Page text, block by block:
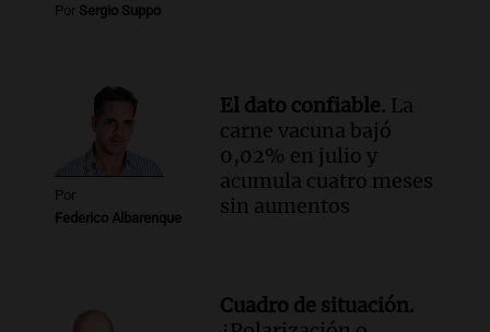
Por Sergio Suppo
Por
Federico Albarenque
El dato confiable. La
carne vacuna bajó
0,02% en julio y
acumula cuatro meses
sin aumentos
Cuadro de situación.